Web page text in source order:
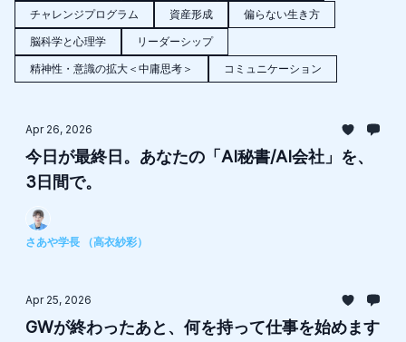
チャレンジプログラム
資産形成
偏らない生き方
脳科学と心理学
リーダーシップ
精神性・意識の拡大＜中庸思考＞
コミュニケーション
Apr 26, 2026
今日が最終日。あなたの「AI秘書/AI会社」を、
3日間で。
さあや学長 （高衣紗彩）
Apr 25, 2026
GWが終わったあと、何を持って仕事を始めます